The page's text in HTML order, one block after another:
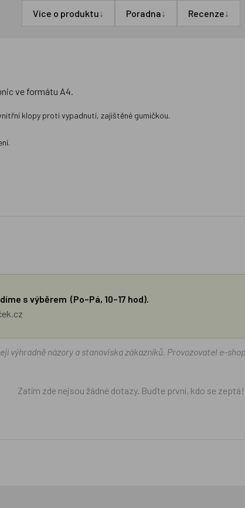
Více o produktu↓ Poradna↓ Recenze↓
ve formátu A4.
klopy proti vypadnutí, zajištěné gumičkou.
s výběrem (Po–Pá, 10–17 hod).
výhradně názory a stanoviska zákazníků. Provozovatel e-
Zatím zde nejsou žádné dotazy. Buďte první, kdo se zeptá!